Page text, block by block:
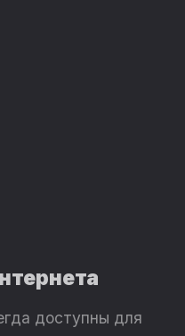
доступны для